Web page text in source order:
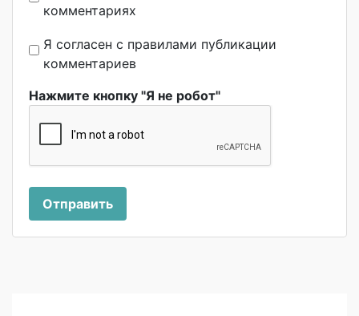
комментариях
Я согласен с правилами публикации
комментариев
Нажмите кнопку "Я не робот"
Отправить